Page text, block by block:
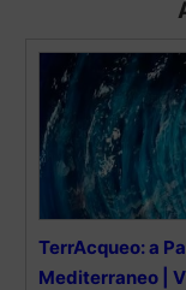
TerrAcqueo: a
Mediterraneo |